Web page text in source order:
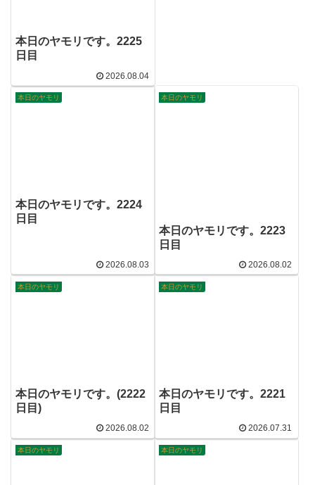
本日のヤモリです。2225
日目
2026.08.04
本日のヤモリ
本日のヤモリです。2224
日目
2026.08.03
本日のヤモリ
本日のヤモリです。2223
日目
2026.08.02
本日のヤモリ
本日のヤモリです。(2222
日目)
2026.08.02
本日のヤモリ
本日のヤモリです。2221
日目
2026.07.31
本日のヤモリ 本日のヤモリ